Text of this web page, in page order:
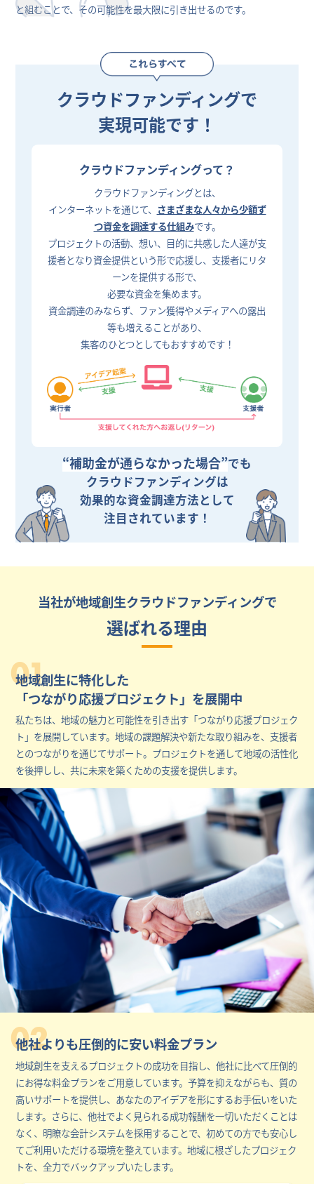
と組むことで、その可能性を最大限に引き出せるのです。
クラウドファンディングで
実現可能です！
クラウドファンディングって？
クラウドファンディングとは、
インターネットを通じて、 さまざまな人々から少額ず
つ資金を調達する仕組みです。
プロジェクトの活動、想い、目的に共感した人達が支
援者となり資金提供という形で応援し、支援者にリタ
ーンを提供する形で、
必要な資金を集めます。
資金調達のみならず、ファン獲得やメディアへの露出
等も増えることがあり、
集客のひとつとしてもおすすめです！
“補助金が通らなかった場合”でも
クラウドファンディングは
効果的な資金調達方法として
注目されています！
当社が地域創生クラウドファンディングで
選ばれる理由
01
地域創生に特化した
「つながり応援プロジェクト」を展開中
私たちは、地域の魅力と可能性を引き出す「つながり応援プロジェク
ト」を展開しています。地域の課題解決や新たな取り組みを、支援者
とのつながりを通じてサポート。プロジェクトを通して地域の活性化
を後押しし、共に未来を築くための支援を提供します。
02
他社よりも圧倒的に安い料金プラン
地域創生を支えるプロジェクトの成功を目指し、他社に比べて圧倒的
にお得な料金プランをご用意しています。予算を抑えながらも、質の
高いサポートを提供し、あなたのアイデアを形にするお手伝いをいた
します。さらに、他社でよく見られる成功報酬を一切いただくことは
なく、明瞭な会計システムを採用することで、初めての方でも安心し
てご利用いただける環境を整えています。地域に根ざしたプロジェク
トを、全力でバックアップいたします。